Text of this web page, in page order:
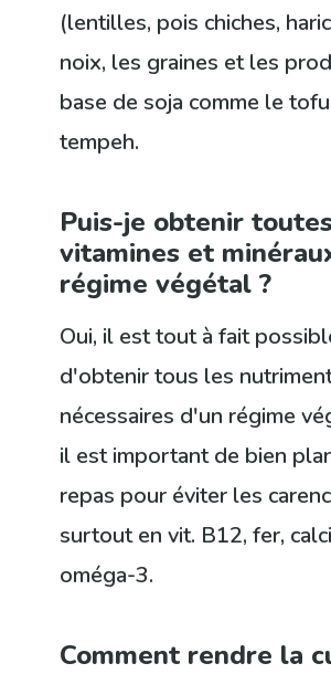
(lentilles, pois chiches,
noix, les graines et les
base de soja comme le
tempeh.
Puis-je obtenir
vitamines et
régime végétal ?
Oui, il est tout à fait
d'obtenir tous les
nécessaires d'un régime
il est important de bien
repas pour éviter les
surtout en vit. B12, fer,
oméga-3.
Comment rendre la